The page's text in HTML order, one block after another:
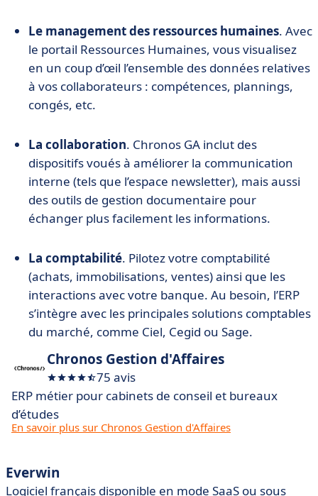
Le management des ressources humaines. Avec
le portail Ressources Humaines, vous visualisez
en un coup d’œil l’ensemble des données relatives
à vos collaborateurs : compétences, plannings,
congés, etc.
La collaboration. Chronos GA inclut des
dispositifs voués à améliorer la communication
interne (tels que l’espace newsletter), mais aussi
des outils de gestion documentaire pour
échanger plus facilement les informations.
La comptabilité. Pilotez votre comptabilité
(achats, immobilisations, ventes) ainsi que les
interactions avec votre banque. Au besoin, l’ERP
s’intègre avec les principales solutions comptables
du marché, comme Ciel, Cegid ou Sage.
Chronos Gestion d'Affaires
75 avis
ERP métier pour cabinets de conseil et bureaux
d’études
En savoir plus sur Chronos Gestion d'Affaires
Everwin
Logiciel français disponible en mode SaaS ou sous